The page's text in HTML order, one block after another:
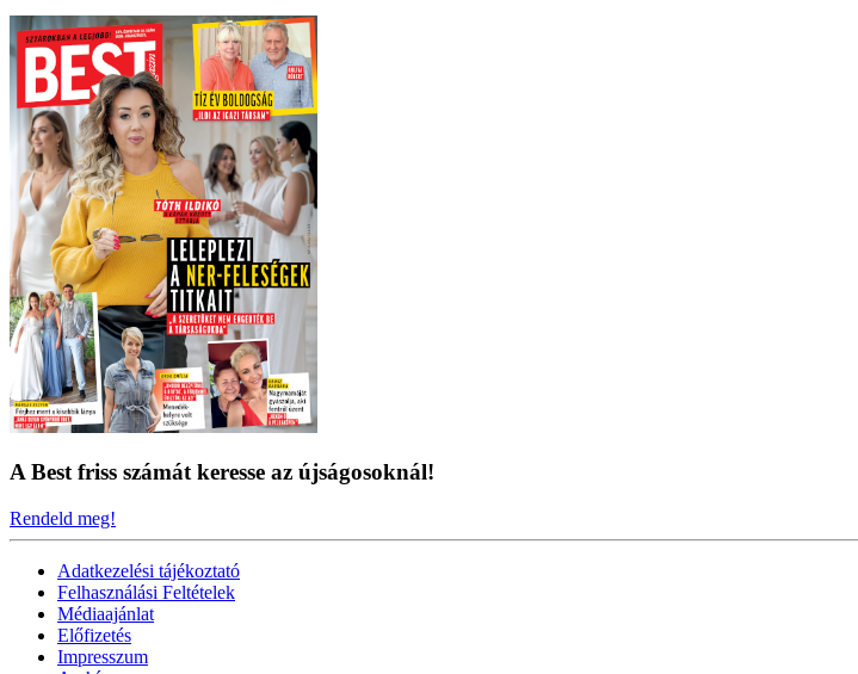
A Best friss számát keresse az újságosoknál!
Rendeld meg!
Adatkezelési tájékoztató
Felhasználási Feltételek
Médiaajánlat
Előfizetés
Impresszum